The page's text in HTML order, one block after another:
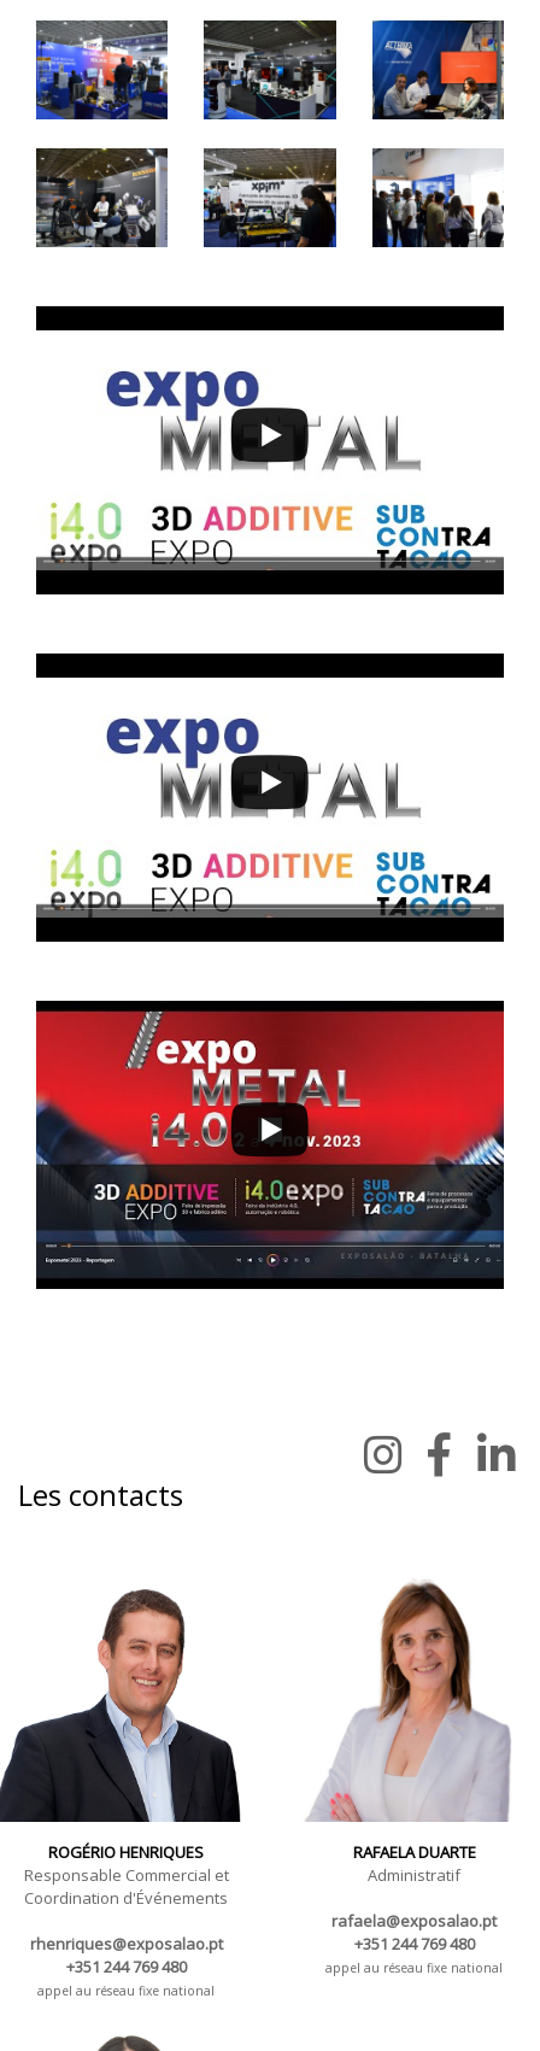
Les contacts
ROGÉRIO HENRIQUES
Responsable Commercial et
Coordination d'Événements
rhenriques@exposalao.pt
+351 244 769 480
appel au réseau fixe national
RAFAELA DUARTE
Administratif
rafaela@exposalao.pt
+351 244 769 480
appel au réseau fixe national